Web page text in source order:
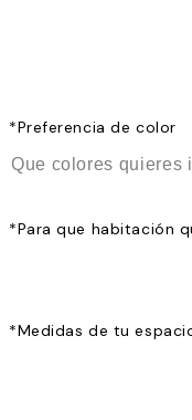
*Preferencia de color
*Para que habitación
*Medidas de tu